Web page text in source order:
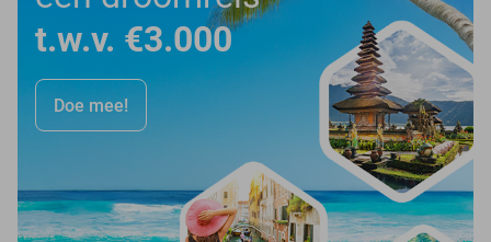
t.w.v. €3.000
Doe mee!